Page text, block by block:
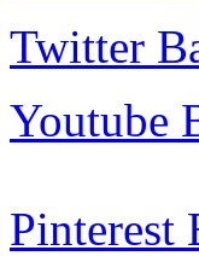
Twitter
Youtube
Pinterest